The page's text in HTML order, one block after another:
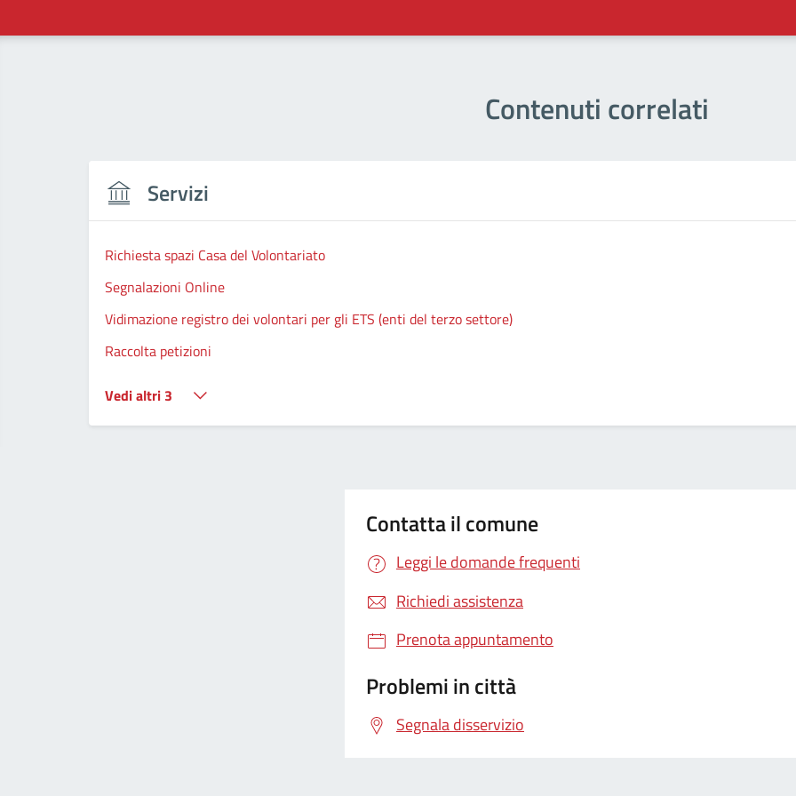
Contenuti correlati
Servizi
Richiesta spazi Casa del Volontariato
Segnalazioni Online
Vidimazione registro dei volontari per gli ETS (enti del terzo settore)
Raccolta petizioni
Vedi altri 3
Contatta il comune
Leggi le domande frequenti
Richiedi assistenza
Prenota appuntamento
Problemi in città
Segnala disservizio